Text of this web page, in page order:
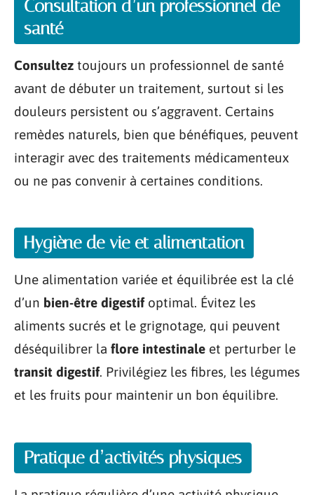
Consultation d’un professionnel de
santé
Consultez toujours un professionnel de santé
avant de débuter un traitement, surtout si les
douleurs persistent ou s’aggravent. Certains
remèdes naturels, bien que bénéfiques, peuvent
interagir avec des traitements médicamenteux
ou ne pas convenir à certaines conditions.
Hygiène de vie et alimentation
Une alimentation variée et équilibrée est la clé
d’un bien-être digestifoptimal. Évitez les
aliments sucrés et le grignotage, qui peuvent
déséquilibrer la flore intestinale et perturber le
transit digestif. Privilégiez les fibres, les légumes
et les fruits pour maintenir un bon équilibre.
Pratique d’activités physiques